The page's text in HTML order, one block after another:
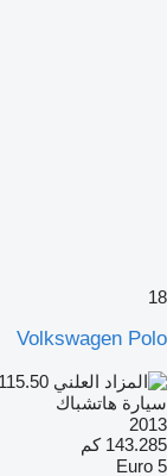
18
Volkswagen Polo
سيارة هاتشباك
2013
143.285 كم
Euro 5